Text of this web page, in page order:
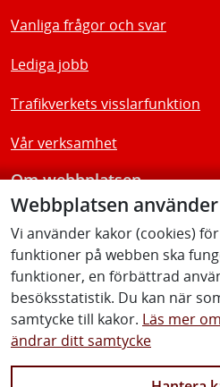
Webbplatsen
Vi använder kakor (cookies)
funktioner på webben ska
funktioner, en förbättrad
besöksstatistik. Du kan när
samtycke till kakor. Läs mer
ändrar ditt samtycke
Vanliga frågor och svar
Lediga jobb
Trafikverkets visslarfunktion
Vår verksamhet
Om webbplatsen
Tillgänglighetsredogörelse
Följ oss
Facebook Youtube